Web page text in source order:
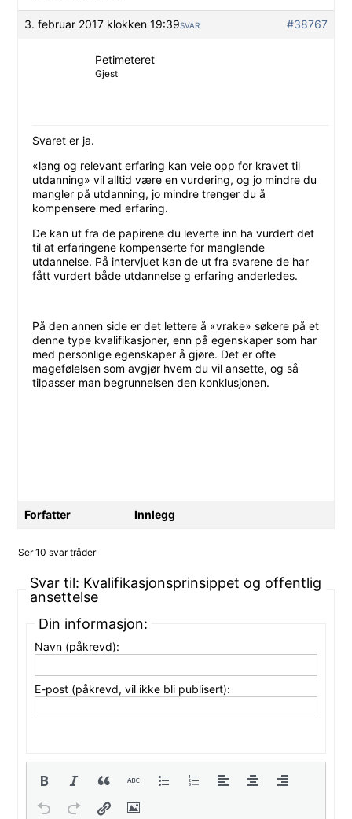
3. februar 2017 klokken 19:39 #38767
SVAR
Petimeteret
Gjest
Svaret er ja.
«lang og relevant erfaring kan veie opp for kravet til
utdanning» vil alltid være en vurdering, og jo mindre du
mangler på utdanning, jo mindre trenger du å
kompensere med erfaring.
De kan ut fra de papirene du leverte inn ha vurdert det
til at erfaringene kompenserte for manglende
utdannelse. På intervjuet kan de ut fra svarene de har
fått vurdert både utdannelse g erfaring anderledes.
På den annen side er det lettere å «vrake» søkere på et
denne type kvalifikasjoner, enn på egenskaper som har
med personlige egenskaper å gjøre. Det er ofte
magefølelsen som avgjør hvem du vil ansette, og så
tilpasser man begrunnelsen den konklusjonen.
Forfatter Innlegg
Ser 10 svar tråder
Svar til: Kvalifikasjonsprinsippet og offentlig
ansettelse
Din informasjon:
Navn (påkrevd):
E-post (påkrevd, vil ikke bli publisert):